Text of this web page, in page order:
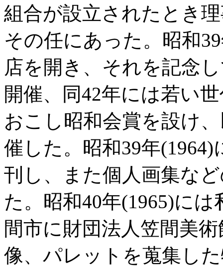
組合が設立されたとき
その任にあった。昭和
店を開き、それを記念
開催、同42年には若い
おこし昭和会賞を設け
催した。昭和39年
刊し、また個人画集な
た。昭和40年(1965)に
間市に財団法人笠間美
像、パレットを蒐集し